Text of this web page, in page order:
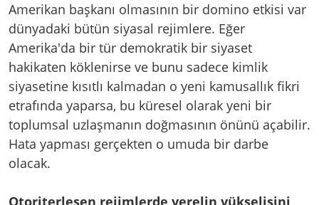
Amerikan başkanı olmasının bir domino etkisi var
dünyadaki bütün siyasal rejimlere. Eğer
Amerika'da bir tür demokratik bir siyaset
hakikaten köklenirse ve bunu sadece kimlik
siyasetine kısıtlı kalmadan o yeni kamusallık fikri
etrafında yaparsa, bu küresel olarak yeni bir
toplumsal uzlaşmanın doğmasının önünü açabilir.
Hata yapması gerçekten o umuda bir darbe
olacak.
Otoriterleşen rejimlerde yerelin yükselişini